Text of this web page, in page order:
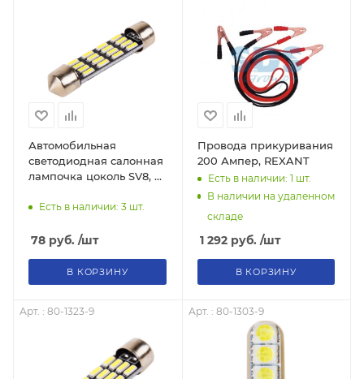
Автомобильная
светодиодная салонная
лампочка цоколь SV8, 5
Есть в наличии: 3 шт.
78 руб. /шт
В КОРЗИНУ
Провода прикуривания
200 Ампер, REXANT
Есть в наличии: 1 шт.
В наличии на удаленном
складе
1 292руб. /шт
В КОРЗИНУ
Арт. : 80-1323-9 Арт. : 80-1303-9